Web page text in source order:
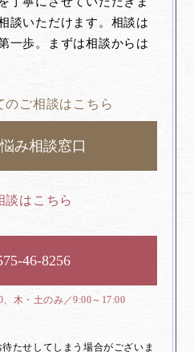
談いただけます。相談は
一歩。まずは相談からは
のご相談はこちら
み相談窓口
談はこちら
46-8256
、木・土のみ／9:00～17:00
たせしてしまう場合がございま